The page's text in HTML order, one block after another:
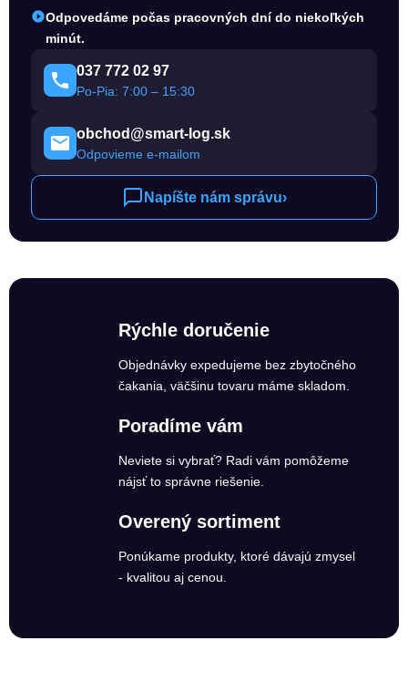
Odpovedáme počas pracovných dní do niekoľkých
minút.
037 772 02 97
Po-Pia: 7:00 – 15:30
obchod@smart-log.sk
Odpovieme e-mailom
Napíšte nám správu›
Rýchle doručenie
Objednávky expedujeme bez zbytočného
čakania, väčšinu tovaru máme skladom.
Poradíme vám
Neviete si vybrať? Radi vám pomôžeme
nájsť to správne riešenie.
Overený sortiment
Ponúkame produkty, ktoré dávajú zmysel
- kvalitou aj cenou.